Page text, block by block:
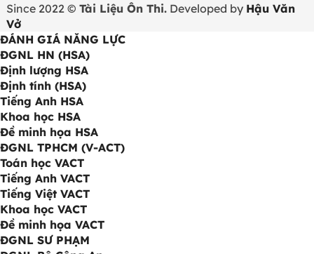
Since 2022 © Tài Liệu Ôn Thi.Developed by Hậu Văn
Vở
ĐÁNH GIÁ NĂNG LỰC
ĐGNL HN (HSA)
Định lượng HSA
Định tính (HSA)
Tiếng Anh HSA
Khoa học HSA
Đề minh họa HSA
ĐGNL TPHCM (V-ACT)
Toán học VACT
Tiếng Anh VACT
Tiếng Việt VACT
Khoa học VACT
Đề minh họa VACT
ĐGNL SƯ PHẠM